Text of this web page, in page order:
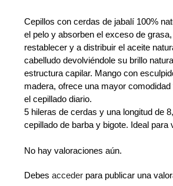
Cepillos con cerdas de jabalí 100%
el pelo y absorben el exceso de
restablecer y a distribuir el aceite
cabelludo devolviéndole su brillo
estructura capilar. Mango con
madera, ofrece una mayor
el cepillado diario.
5 hileras de cerdas y una longitud de
cepillado de barba y bigote. Ideal para
No hay valoraciones aún.
Debesacceder para publicar una